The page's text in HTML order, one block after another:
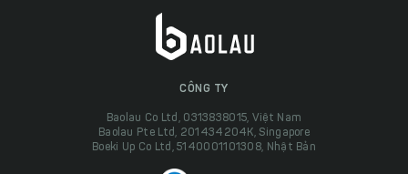
CÔNG TY
Baolau Co Ltd, 0313838015, Việt Nam
Baolau Pte Ltd, 201434204K, Singapore
Boeki Up Co Ltd, 5140001101308, Nhật Bản